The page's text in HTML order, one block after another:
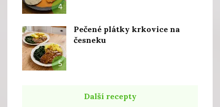
4
5
Pečené plátky krkovice na
česneku
Další recepty